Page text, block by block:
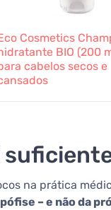
Cosmetics
BIO (200
cabelos secos e
na prática
– e não da